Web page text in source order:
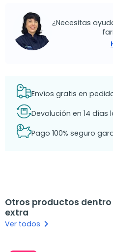
¿Necesitas
Envíos gratis en
Devolución en 14 días
Pago 100% seguro
Otros productos
extra
Ver todos keyboard_arrow_right